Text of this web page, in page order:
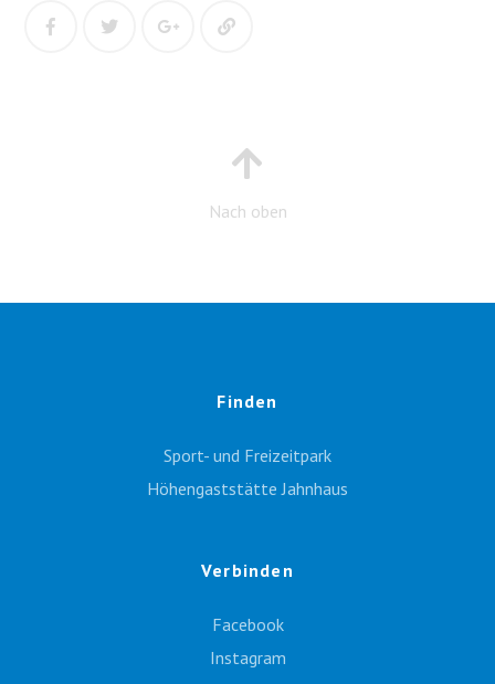
Nach oben
Finden
Sport- und Freizeitpark
Höhengaststätte Jahnhaus
Verbinden
Facebook
Instagram